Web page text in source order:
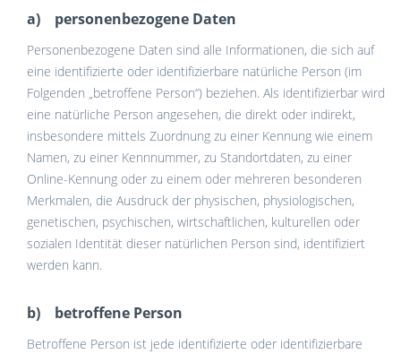
a) personenbezogene Daten
Personenbezogene Daten sind alle Informationen, die sich auf
eine identifizierte oder identifizierbare natürliche Person (im
Folgenden „betroffene Person“) beziehen. Als identifizierbar wird
eine natürliche Person angesehen, die direkt oder indirekt,
insbesondere mittels Zuordnung zu einer Kennung wie einem
Namen, zu einer Kennnummer, zu Standortdaten, zu einer
Online-Kennung oder zu einem oder mehreren besonderen
Merkmalen, die Ausdruck der physischen, physiologischen,
genetischen, psychischen, wirtschaftlichen, kulturellen oder
sozialen Identität dieser natürlichen Person sind, identifiziert
werden kann.
b) betroffene Person
Betroffene Person ist jede identifizierte oder identifizierbare